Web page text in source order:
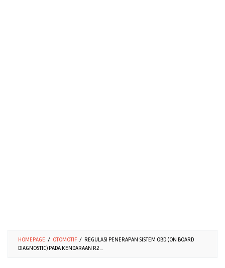
HOMEPAGE / OTOMOTIF / REGULASI PENERAPAN SISTEM OBD (ON BOARD
DIAGNOSTIC) PADA KENDARAAN R2...